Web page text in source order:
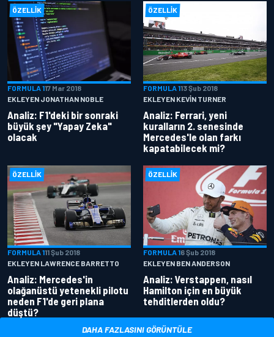
ÖZELLIK
FORMULA 117 Mar 2018
EKLEYEN JONATHAN NOBLE
Analiz: F1'deki bir sonraki
büyük şey "Yapay Zeka"
olacak
ÖZELLIK
FORMULA 113 Şub 2018
EKLEYEN KEVIN TURNER
Analiz: Ferrari, yeni
kuralların 2. senesinde
Mercedes'le olan farkı
kapatabilecek mi?
ÖZELLIK
FORMULA 111 Şub 2018
EKLEYEN LAWRENCE BARRETTO
Analiz: Mercedes'in
olağanüstü yetenekli pilotu
neden F1'de geri plana
düştü?
ÖZELLIK
FORMULA 16 Şub 2018
EKLEYEN BEN ANDERSON
Analiz: Verstappen, nasıl
Hamilton için en büyük
tehditlerden oldu?
DAHA FAZLASINI GÖRÜNTÜLE